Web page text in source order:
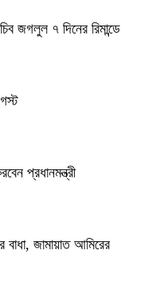
জগলুল ৭ দিনের রিমান্ডে
প্রধানমন্ত্রী
জামায়াত আমিরের